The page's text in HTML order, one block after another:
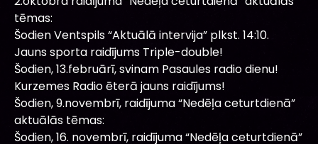
tēmas:
Šodien Ventspils “Aktuālā intervija” plkst. 14:10.
Jauns sporta raidījums Triple-double!
Šodien, 13.februārī, svinam Pasaules radio dienu!
Kurzemes Radio ēterā jauns raidījums!
Šodien, 9.novembrī, raidījuma “Nedēļa ceturtdienā”
aktuālās tēmas:
Šodien, 16. novembrī, raidījuma “Nedēļa ceturtdienā”